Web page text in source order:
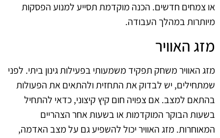
או צמחים חדשים. הכנה מוקדמת תסייע למנוע הפסקות
מיותרות במהלך העבודה.
מזג האוויר
מזג האוויר משחק תפקיד משמעותי בפעילות גינון ביתי. לפני
שמתחילים, יש לבדוק את התחזית ולהתאים את הפעולות
בהתאם למצב. אם צפויה חום קיץ קיצוני, כדאי להתחיל
בשעות הבוקר המוקדמות או בשעות אחר הצהריים
המאוחרות. מזג האוויר יכול להשפיע גם על מצב האדמה,